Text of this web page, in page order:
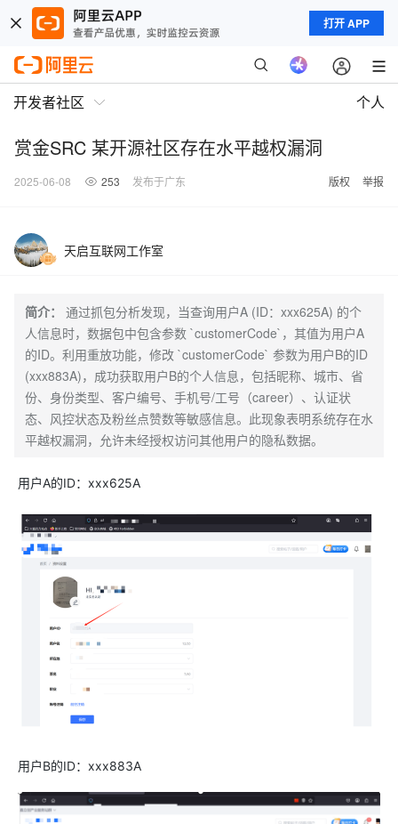
打开 APP
开发者社区 个人
赏金SRC 某开源社区存在水平越权漏洞
2025-06-08 253 发布于广东 版权 举报
天启互联网工作室
简介：
通过抓包分析发现，当查询用户A (ID：xxx625A) 的个
人信息时，数据包中包含参数 `customerCode`，其值为用户A
的ID。利用重放功能，修改 `customerCode` 参数为用户B的ID
(xxx883A)，成功获取用户B的个人信息，包括昵称、城市、省
份、身份类型、客户编号、手机号/工号（career）、认证状
态、风控状态及粉丝点赞数等敏感信息。此现象表明系统存在水
平越权漏洞，允许未经授权访问其他用户的隐私数据。
用户A的ID：xxx625A
用户B的ID：xxx883A